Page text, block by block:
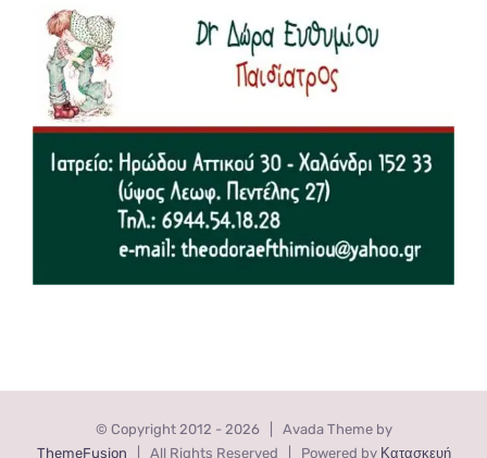
© Copyright 2012 - 2026 | Avada Theme by
ThemeFusion | All Rights Reserved | Powered by Κατασκευή